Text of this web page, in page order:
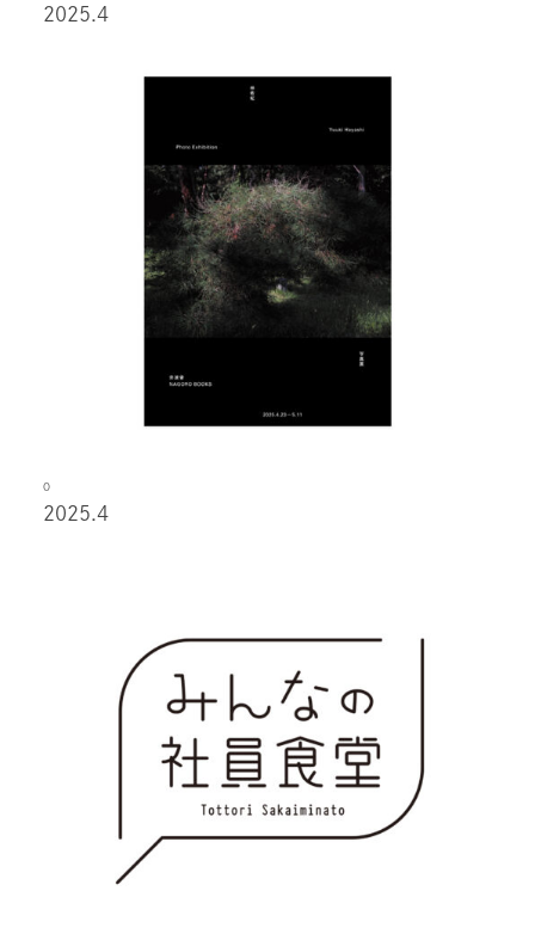
2025.4
O
2025.4